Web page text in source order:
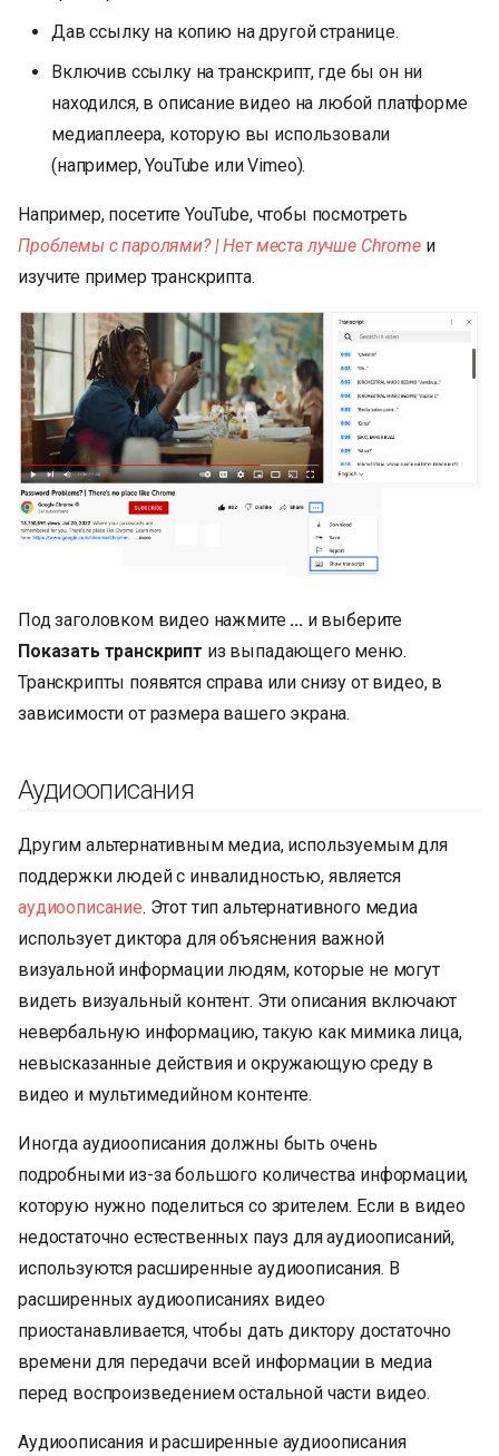
Дав ссылку на копию на другой странице.
Включив ссылку на транскрипт, где бы он ни
находился, в описание видео на любой платформе
медиаплеера, которую вы использовали
(например, YouTube или Vimeo).
Например, посетите YouTube, чтобы посмотреть
Проблемы с паролями? | Нет места лучше Chromeи
изучите пример транскрипта.
Под заголовком видео нажмите ...и выберите
Показать транскрипт из выпадающего меню.
Транскрипты появятся справа или снизу от видео, в
зависимости от размера вашего экрана.
Аудиоописания
Другим альтернативным медиа, используемым для
поддержки людей с инвалидностью, является
аудиоописание. Этот тип альтернативного медиа
использует диктора для объяснения важной
визуальной информации людям, которые не могут
видеть визуальный контент. Эти описания включают
невербальную информацию, такую как мимика лица,
невысказанные действия и окружающую среду в
видео и мультимедийном контенте.
Иногда аудиоописания должны быть очень
подробными из-за большого количества информации,
которую нужно поделиться со зрителем. Если в видео
недостаточно естественных пауз для аудиоописаний,
используются расширенные аудиоописания. В
расширенных аудиоописаниях видео
приостанавливается, чтобы дать диктору достаточно
времени для передачи всей информации в медиа
перед воспроизведением остальной части видео.
Аудиоописания и расширенные аудиоописания